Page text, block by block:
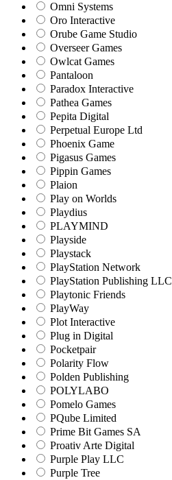
Omni Systems
Oro Interactive
Orube Game Studio
Overseer Games
Owlcat Games
Pantaloon
Paradox Interactive
Pathea Games
Pepita Digital
Perpetual Europe Ltd
Phoenix Game
Pigasus Games
Pippin Games
Plaion
Play on Worlds
Playdius
PLAYMIND
Playside
Playstack
PlayStation Network
PlayStation Publishing LLC
Playtonic Friends
PlayWay
Plot Interactive
Plug in Digital
Pocketpair
Polarity Flow
Polden Publishing
POLYLABO
Pomelo Games
PQube Limited
Prime Bit Games SA
Proativ Arte Digital
Purple Play LLC
Purple Tree